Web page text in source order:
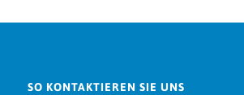
SO KONTAKTIEREN SIE UNS